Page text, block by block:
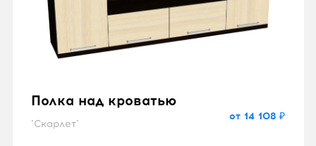
Полка над кроватью
"Скарлет"
от 14 108 ₽